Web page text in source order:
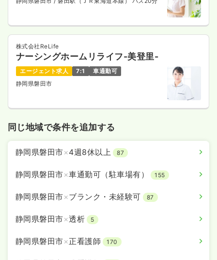
株式会社ReLife
ナーシングホームリライフ-美登里-
エージェント求人 7:1
車通勤可
静岡県磐田市
同じ地域で条件を追加する
静岡県磐田市×4週8休以上 87
静岡県磐田市×車通勤可（駐車場有） 155
静岡県磐田市×ブランク・未経験可 87
静岡県磐田市×透析 5
静岡県磐田市×正看護師 170